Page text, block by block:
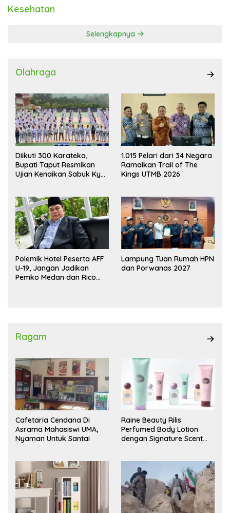
Kesehatan
Selengkapnya
Olahraga
Diikuti 300 Karateka,
Bupati Taput Resmikan
Ujian Kenaikan Sabuk Kyu
1.015 Pelari dari 34 Negara
Ramaikan Trail of The
Kings UTMB 2026
Polemik Hotel Peserta AFF
U-19, Jangan Jadikan
Pemko Medan dan Rico
Lampung Tuan Rumah HPN
dan Porwanas 2027
Ragam
Cafetaria Cendana Di
Asrama Mahasiswi UMA,
Nyaman Untuk Santai
Raine Beauty Rilis
Perfumed Body Lotion
dengan Signature Scent